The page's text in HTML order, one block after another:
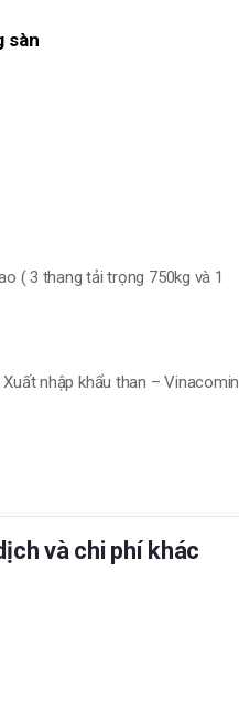
sàn
( 3 thang tải trọng 750kg và 1
nhập khẩu than – Vinacomin
và chi phí khác